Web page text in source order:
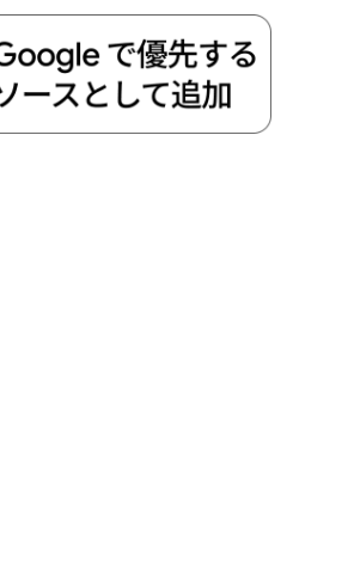
t n